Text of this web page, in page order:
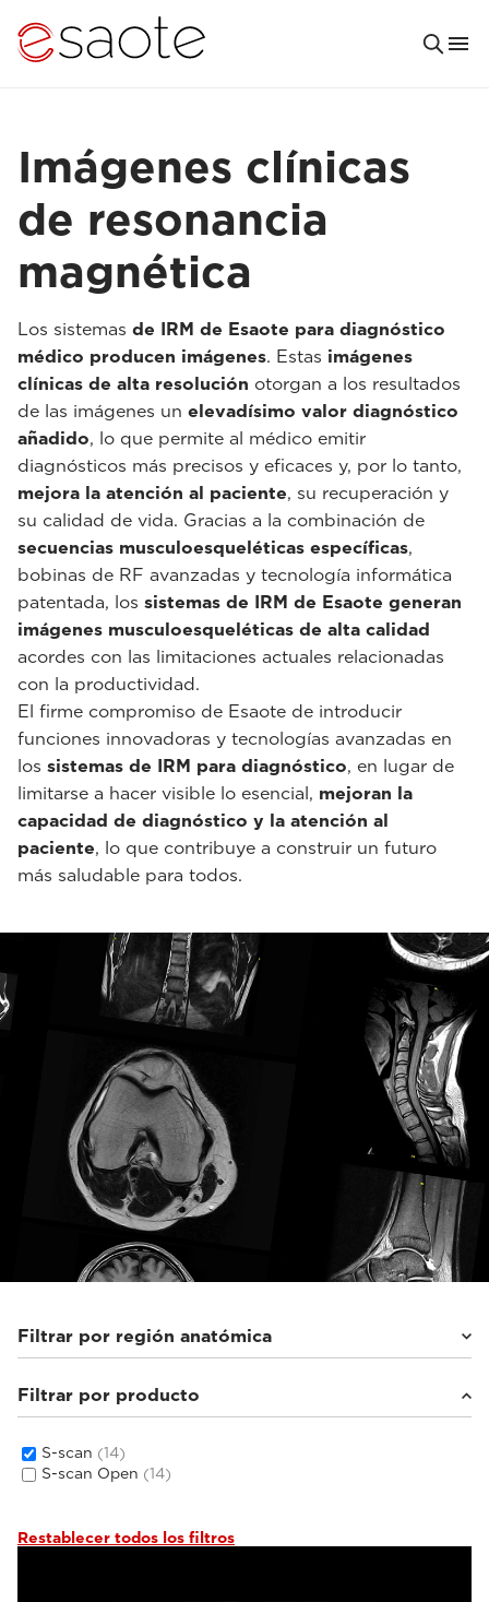
Imágenes clínicas
de resonancia
magnética
Los sistemas de IRM de Esaote para diagnóstico
médico producen imágenes. Estas imágenes
clínicas de alta resolución otorgan a los resultados
de las imágenes un elevadísimo valor diagnóstico
añadido, lo que permite al médico emitir
diagnósticos más precisos y eficaces y, por lo tanto,
mejora la atención al paciente, su recuperación y
su calidad de vida. Gracias a la combinación de
secuencias musculoesqueléticas específicas,
bobinas de RF avanzadas y tecnología informática
patentada, los sistemas de IRM de Esaote generan
imágenes musculoesqueléticas de alta calidad
acordes con las limitaciones actuales relacionadas
con la productividad.
El firme compromiso de Esaote de introducir
funciones innovadoras y tecnologías avanzadas en
los sistemas de IRM para diagnóstico, en lugar de
limitarse a hacer visible lo esencial, mejoran la
capacidad de diagnóstico y la atención al
paciente, lo que contribuye a construir un futuro
más saludable para todos.
Filtrar por región anatómica
Columna (5)
Hombro(1)
Rodilla (1)
Cabeza(2)
Filtrar por producto
S-scan (14)
S-scan Open (14)
Restablecer todos los filtros